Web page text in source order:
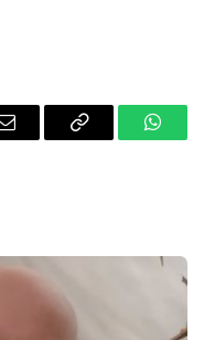
Email
Copy